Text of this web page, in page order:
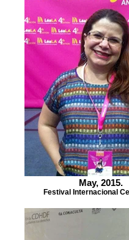
May, 2015.
Festival Internacional